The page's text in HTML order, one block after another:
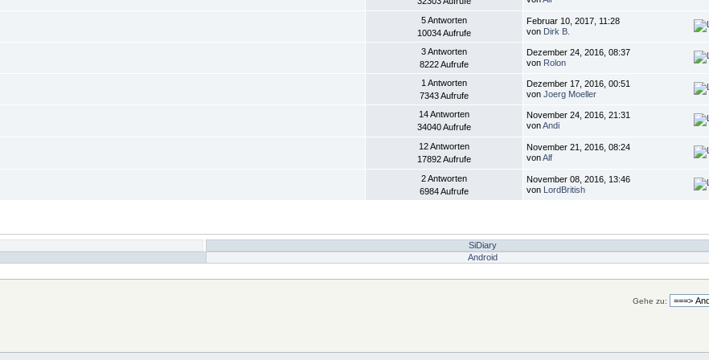
5 Antworten
10034 Aufrufe
Februar 10, 2017, 11:28
von Dirk B.
3 Antworten
8222 Aufrufe
Dezember 24, 2016, 08:37
von Rolon
1 Antworten
7343 Aufrufe
Dezember 17, 2016, 00:51
von Joerg Moeller
14 Antworten
34040 Aufrufe
November 24, 2016, 21:31
vonAndi
12 Antworten
17892 Aufrufe
November 21, 2016, 08:24
vonAlf
2 Antworten
6984 Aufrufe
November 08, 2016, 13:46
von LordBritish
SiDiary
Android
Gehe zu: